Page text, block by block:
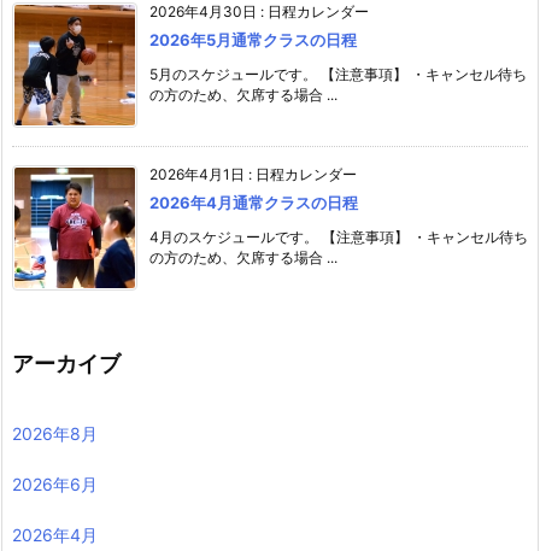
2026年4月30日 : 日程カレンダー
2026年5月通常クラスの日程
5月のスケジュールです。 【注意事項】 ・キャンセル待ち
の方のため、欠席する場合 ...
2026年4月1日 : 日程カレンダー
2026年4月通常クラスの日程
4月のスケジュールです。 【注意事項】 ・キャンセル待ち
の方のため、欠席する場合 ...
アーカイブ
2026年8月
2026年6月
2026年4月